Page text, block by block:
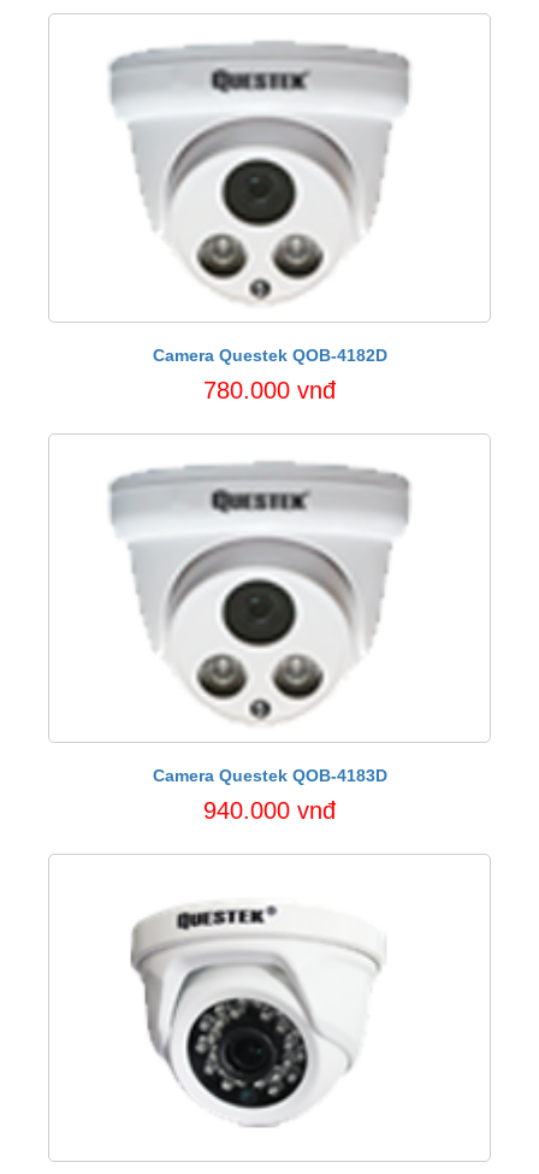
Camera Questek QOB-4182D
780.000 vnđ
Camera Questek QOB-4183D
940.000 vnđ